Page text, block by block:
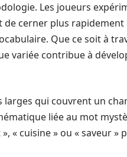
Les joueurs
cerner plus rapidement
Que ce soit à
variée contribue à
qui couvrent un
liée au mot
« cuisine » ou « saveur »